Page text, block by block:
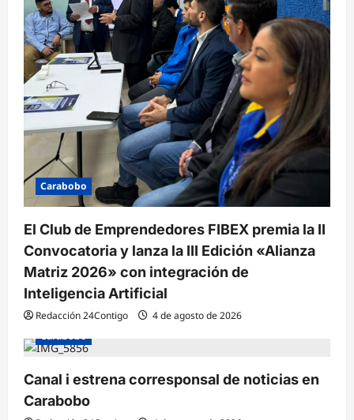
Carabobo
El Club de Emprendedores FIBEX premia la II
Convocatoria y lanza la III Edición «Alianza
Matriz 2026» con integración de
Inteligencia Artificial
Redacción 24Contigo
4 de agosto de 2026
Carabobo
Canal i estrena corresponsal de noticias en
Carabobo